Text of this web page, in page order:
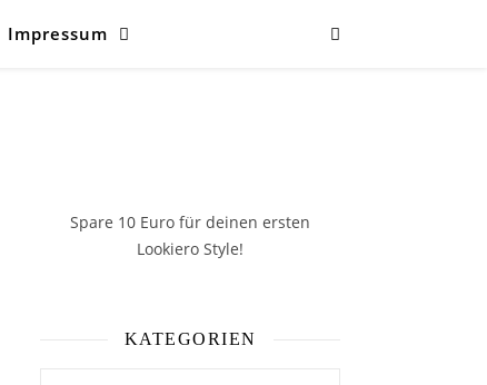
Impressum
Spare 10 Euro für deinen ersten
Lookiero Style!
KATEGORIEN